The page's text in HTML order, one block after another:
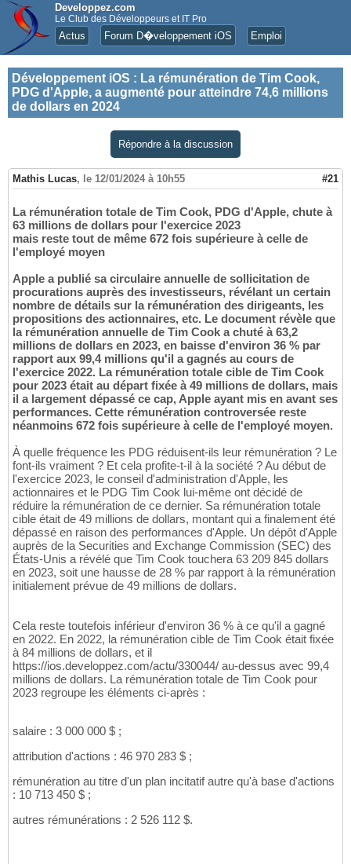
Developpez.com
Le Club des Développeurs et IT Pro
Actus Forum D�veloppement iOS Emploi
Développement iOS : La rémunération de Tim Cook,
PDG d'Apple, a augmenté pour atteindre 74,6 millions
de dollars en 2024
Répondre à la discussion
Mathis Lucas, le 12/01/2024 à 10h55 #21
La rémunération totale de Tim Cook, PDG d'Apple, chute à
63 millions de dollars pour l'exercice 2023
mais reste tout de même 672 fois supérieure à celle de
l'employé moyen
Apple a publié sa circulaire annuelle de sollicitation de
procurations auprès des investisseurs, révélant un certain
nombre de détails sur la rémunération des dirigeants, les
propositions des actionnaires, etc. Le document révèle que
la rémunération annuelle de Tim Cook a chuté à 63,2
millions de dollars en 2023, en baisse d'environ 36 % par
rapport aux 99,4 millions qu'il a gagnés au cours de
l'exercice 2022. La rémunération totale cible de Tim Cook
pour 2023 était au départ fixée à 49 millions de dollars, mais
il a largement dépassé ce cap, Apple ayant mis en avant ses
performances. Cette rémunération controversée reste
néanmoins 672 fois supérieure à celle de l'employé moyen.
À quelle fréquence les PDG réduisent-ils leur rémunération ? Le
font-ils vraiment ? Et cela profite-t-il à la société ? Au début de
l'exercice 2023, le conseil d'administration d'Apple, les
actionnaires et le PDG Tim Cook lui-même ont décidé de
réduire la rémunération de ce dernier. Sa rémunération totale
cible était de 49 millions de dollars, montant qui a finalement été
dépassé en raison des performances d'Apple. Un dépôt d'Apple
auprès de la Securities and Exchange Commission (SEC) des
États-Unis a révélé que Tim Cook touchera 63 209 845 dollars
en 2023, soit une hausse de 28 % par rapport à la rémunération
initialement prévue de 49 millions de dollars.
Cela reste toutefois inférieur d'environ 36 % à ce qu'il a gagné
en 2022. En 2022, la rémunération cible de Tim Cook était fixée
à 84 millions de dollars, et il
https://ios.developpez.com/actu/330044/ au-dessus avec 99,4
millions de dollars. La rémunération totale de Tim Cook pour
2023 regroupe les éléments ci-après :
salaire : 3 000 000 $ ;
attribution d'actions : 46 970 283 $ ;
rémunération au titre d'un plan incitatif autre qu'à base d'actions
: 10 713 450 $ ;
autres rémunérations : 2 526 112 $.